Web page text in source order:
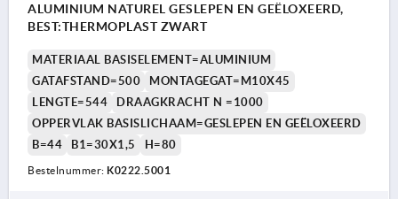
ALUMINIUM NATUREL GESLEPEN EN GEËLOXEERD,
BEST:THERMOPLAST ZWART
MATERIAAL BASISELEMENT=ALUMINIUM
GATAFSTAND=500
MONTAGEGAT=M10X45
LENGTE=544
DRAAGKRACHT N =1000
OPPERVLAK BASISLICHAAM=GESLEPEN EN GEËLOXEERD
B=44
B1=30X1,5 H=80
Bestelnummer: K0222.5001